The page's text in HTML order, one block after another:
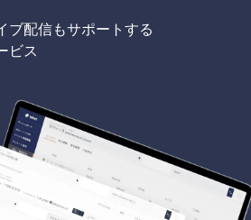
ブ配信もサポートする
ビス